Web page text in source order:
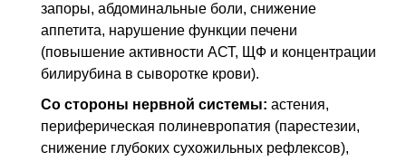
запоры, абдоминальные боли, снижение
аппетита, нарушение функции печени
(повышение активности АСТ, ЩФ и концентрации
билирубина в сыворотке крови).
Со стороны нервной системы: астения,
периферическая полиневропатия (парестезии,
снижение глубоких сухожильных рефлексов),